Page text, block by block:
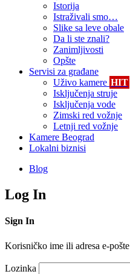
Istorija
Istraživali smo…
Slike sa leve obale
Da li ste znali?
Zanimljivosti
Opšte
Servisi za građane
Uživo kamere HIT
Isključenja struje
Isključenja vode
Zimski red vožnje
Letnji red vožnje
Kamere Beograd
Lokalni biznisi
Blog
Log In
Sign In
Korisničko ime ili adresa e-pošte
Lozinka